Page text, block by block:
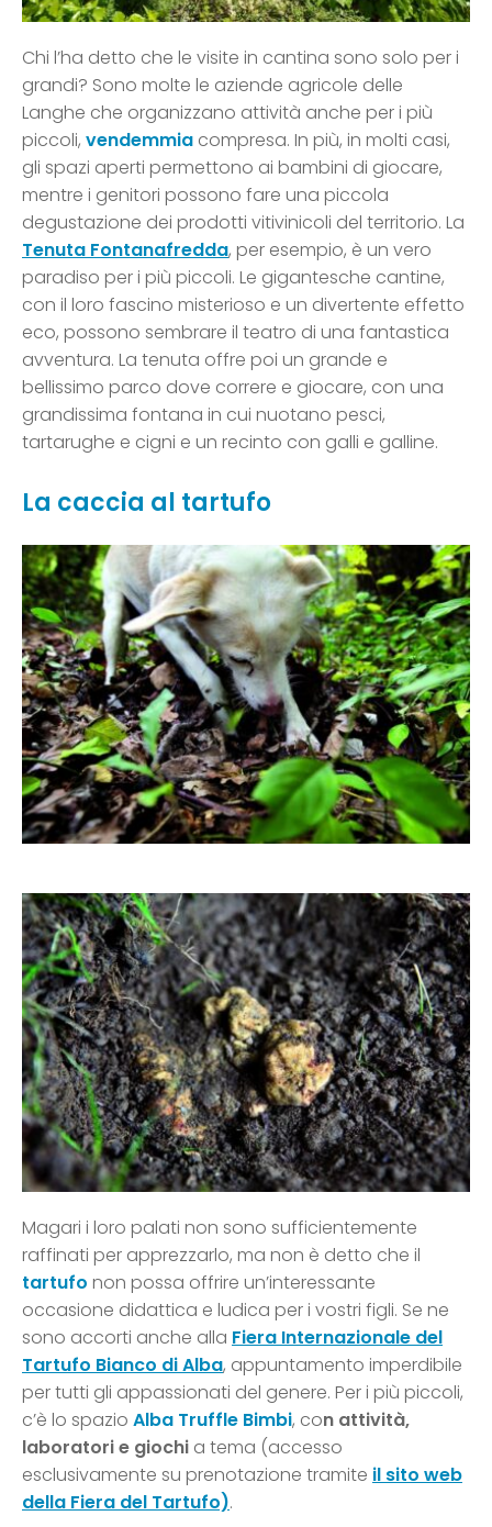
Chi l’ha detto che le visite in cantina sono solo per i
grandi? Sono molte le aziende agricole delle
Langhe che organizzano attività anche per i più
piccoli, vendemmia compresa. In più, in molti casi,
gli spazi aperti permettono ai bambini di giocare,
mentre i genitori possono fare una piccola
degustazione dei prodotti vitivinicoli del territorio. La
Tenuta Fontanafredda, per esempio, è un vero
paradiso per i più piccoli. Le gigantesche cantine,
con il loro fascino misterioso e un divertente effetto
eco, possono sembrare il teatro di una fantastica
avventura. La tenuta offre poi un grande e
bellissimo parco dove correre e giocare, con una
grandissima fontana in cui nuotano pesci,
tartarughe e cigni e un recinto con galli e galline.
La caccia al tartufo
Magari i loro palati non sono sufficientemente
raffinati per apprezzarlo, ma non è detto che il
tartufo non possa offrire un’interessante
occasione didattica e ludica per i vostri figli. Se ne
sono accorti anche alla Fiera Internazionale del
Tartufo Bianco di Alba, appuntamento imperdibile
per tutti gli appassionati del genere. Per i più piccoli,
c’è lo spazio Alba Truffle Bimbi, con attività,
laboratori e giochi a tema (accesso
esclusivamente su prenotazione tramite il sito web
della Fiera del Tartufo).